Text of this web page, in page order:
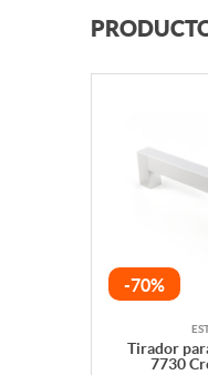
-70%
Tirador
7730